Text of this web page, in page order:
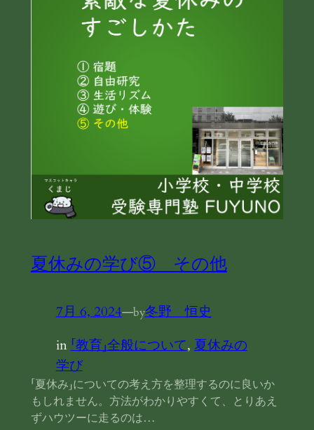
夏休みの学び⑤ その他
7月 6, 2024—by冬野 恒史
in「教育」全般について, 夏休みの
学び
「夏休み」についての考え方を整理するのに良いか
もしれません。方法がわかりやすくて、とりあえ
ずハウツーに走るのは…